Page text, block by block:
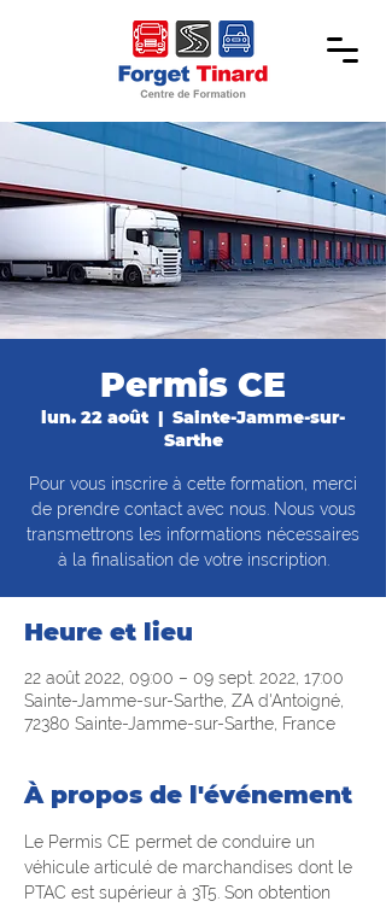
Permis CE
lun. 22 août
  |
Sainte-Jamme-sur-
Sarthe
Pour vous inscrire à cette formation, merci
de prendre contact avec nous. Nous vous
transmettrons les informations nécessaires
à la finalisation de votre inscription.
Heure et lieu
22 août 2022, 09:00 – 09 sept. 2022, 17:00
Sainte-Jamme-sur-Sarthe, ZA d'Antoigné,
72380 Sainte-Jamme-sur-Sarthe, France
À propos de l'événement
Le Permis CE permet de conduire un
véhicule articulé de marchandises dont le
PTAC est supérieur à 3T5. Son obtention